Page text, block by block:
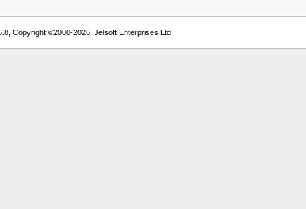
Copyright ©2000-2026, Jelsoft Enterprises Ltd.